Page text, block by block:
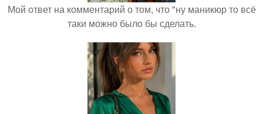
Мой ответ на комментарий о том, что "ну маникюр то всё
таки можно было бы сделать.